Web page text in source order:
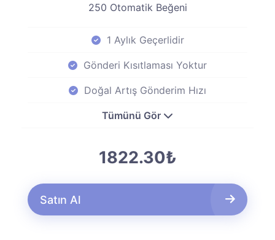
250 Otomatik Beğeni
1 Aylık Geçerlidir
Gönderi Kısıtlaması Yoktur
Doğal Artış Gönderim Hızı
Tümünü Gör
1822.30₺
Satın Al